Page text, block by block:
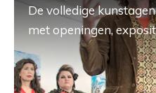
De volledige
met openingen,